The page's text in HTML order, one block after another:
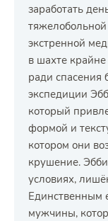
заработать
экстренной
в шахте
ради спасения
экспедиции
который
формой и
котором они
крушение.
условиях,
Единственным
мужчины,